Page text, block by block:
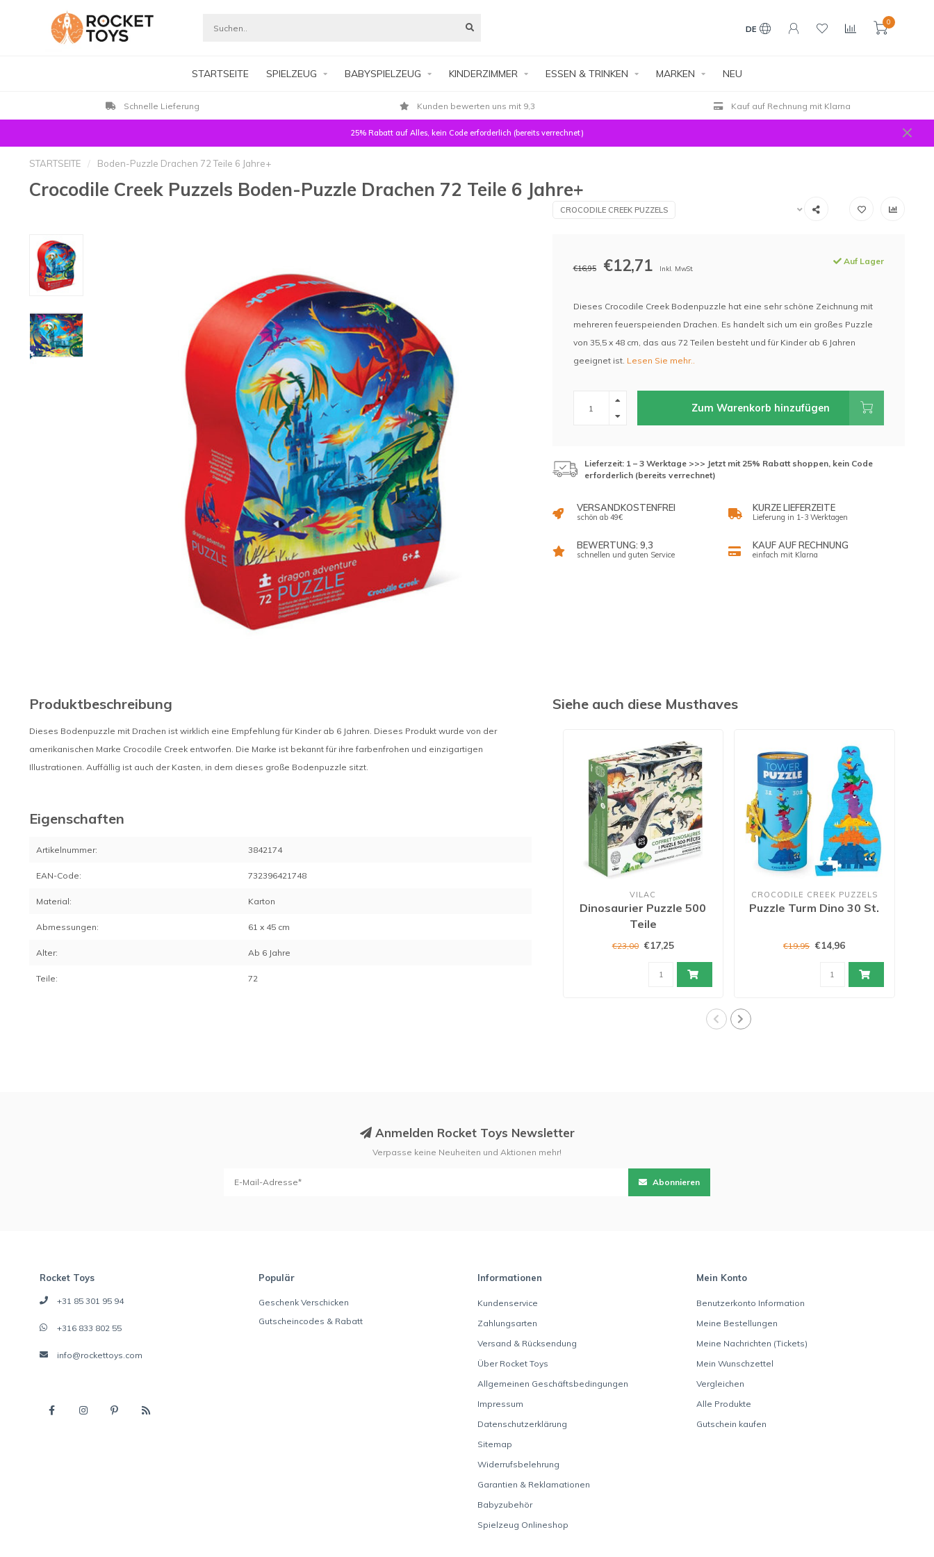
DE
0
STARTSEITE SPIELZEUG BABYSPIELZEUG KINDERZIMMER ESSEN & TRINKEN MARKEN NEU
Schnelle Lieferung Kunden bewerten uns mit 9,3 Kauf auf Rechnung mit Klarna
25% Rabatt auf Alles, kein Code erforderlich (bereits verrechnet)
STARTSEITE / Boden-Puzzle Drachen 72 Teile 6 Jahre+
Crocodile Creek Puzzels Boden-Puzzle Drachen 72 Teile 6 Jahre+
CROCODILE CREEK PUZZELS
€16,95 €12,71 Inkl. MwSt.
Auf Lager
Dieses Crocodile Creek Bodenpuzzle hat eine sehr schöne Zeichnung mit
mehreren feuerspeienden Drachen. Es handelt sich um ein großes Puzzle
von 35,5 x 48 cm, das aus 72 Teilen besteht und für Kinder ab 6 Jahren
geeignet ist. Lesen Sie mehr..
Zum Warenkorb hinzufügen
Lieferzeit: 1 – 3 Werktage >>> Jetzt mit 25% Rabatt shoppen, kein Code
erforderlich (bereits verrechnet)
VERSANDKOSTENFREI
schön ab 49€
KURZE LIEFERZEITE
Lieferung in 1-3 Werktagen
BEWERTUNG: 9,3
schnellen und guten Service
KAUF AUF RECHNUNG
einfach mit Klarna
Produktbeschreibung
Dieses Bodenpuzzle mit Drachen ist wirklich eine Empfehlung für Kinder ab 6 Jahren. Dieses Produkt wurde von der
amerikanischen Marke Crocodile Creek entworfen. Die Marke ist bekannt für ihre farbenfrohen und einzigartigen
Illustrationen. Auffällig ist auch der Kasten, in dem dieses große Bodenpuzzle sitzt.
Eigenschaften
Artikelnummer: 3842174
EAN-Code: 732396421748
Material: Karton
Abmessungen: 61 x 45 cm
Alter: Ab 6 Jahre
Teile: 72
Siehe auch diese Musthaves
VILAC
Dinosaurier Puzzle 500
Teile
€23,00 €17,25
CROCODILE CREEK PUZZELS
Puzzle Turm Dino 30 St.
€19,95 €14,96
Anmelden Rocket Toys Newsletter
Verpasse keine Neuheiten und Aktionen mehr!
Abonnieren
Rocket Toys
+31 85 301 95 94
+316 833 802 55
info@rockettoys.com
Populär
Geschenk Verschicken
Gutscheincodes & Rabatt
Informationen
Kundenservice
Zahlungsarten
Versand & Rücksendung
Über Rocket Toys
Allgemeinen Geschäftsbedingungen
Impressum
Datenschutzerklärung
Sitemap
Widerrufsbelehrung
Garantien & Reklamationen
Babyzubehör
Spielzeug Onlineshop
Mein Konto
Benutzerkonto Information
Meine Bestellungen
Meine Nachrichten (Tickets)
Mein Wunschzettel
Vergleichen
Alle Produkte
Gutschein kaufen